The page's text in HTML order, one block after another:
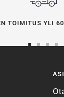
TOIMITUS YLI
4